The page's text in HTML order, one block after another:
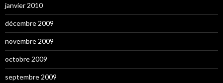
janvier 2010
décembre 2009
novembre 2009
octobre 2009
septembre 2009